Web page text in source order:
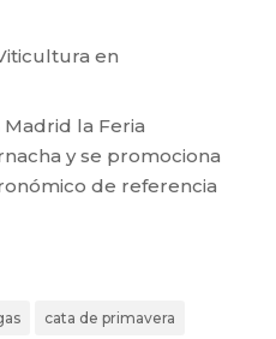
en
la Feria
y se promociona
de referencia
cata de primavera